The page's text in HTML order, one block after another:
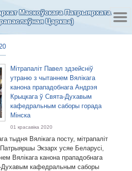
Маскоўскага Патрыярхата
Царква)
Мітрапаліт Павел здзейсніў
утраню з чытаннем Вялікага
канона прападобнага Андрэя
Крыцкага ў Свята-Духавым
кафедральным саборы горада
Мінска
01 красавіка 2020
тыдня Вялікага посту, мітрапаліт
Патрыяршы Экзарх усяе Беларусі,
Вялікага канона прападобнага
Духавым кафедральным саборы